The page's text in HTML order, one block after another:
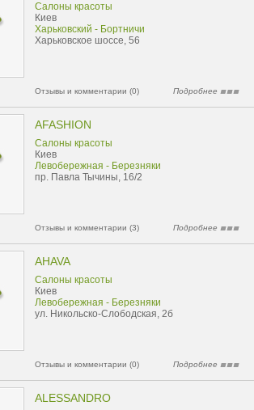
Салоны красоты
Киев
Харьковский - Бортничи
Харьковское шоссе, 56
Отзывы и комментарии (0) Подробнее
AFASHION
Салоны красоты
Киев
Левобережная - Березняки
пр. Павла Тычины, 16/2
Отзывы и комментарии (3) Подробнее
AHAVA
Салоны красоты
Киев
Левобережная - Березняки
ул. Никольско-Слободская, 2б
Отзывы и комментарии (0) Подробнее
ALESSANDRO